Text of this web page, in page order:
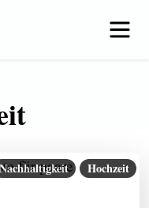
Hochzeit